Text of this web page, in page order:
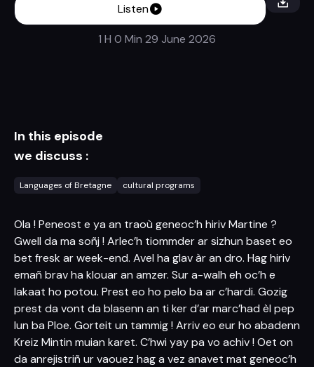
Listen
1 H 0 Min 29 June 2026
In this episode
we discuss :
Languages of Bretagne cultural programs
Ola ! Peneost e ya an traoù geneoc’h hiriv Martine ?
Gwell da ma soñj ! Arlec’h tiommder ar sizhun baset eo
bet fresk ar week-end. Avel ha glav àr an dro. Hag hiriv
emañ brav ha klouar an amzer. Sur a-walh eh oc’h e
lakaat ho potou. Prest eo ho pelo ba ar c’hardi. Gozig
prest da vont da blasenn an ti ker d’ar marc’had èl pep
lun ba Ploe. Gorteit un tammig ! Arriv eo eur ho abadenn
Kreiz Mintin muian karet. C’hwi yay pa vo achiv ! Oet on
da anrejistriñ ur vaouez hag a vez anavet mat geneoc’h